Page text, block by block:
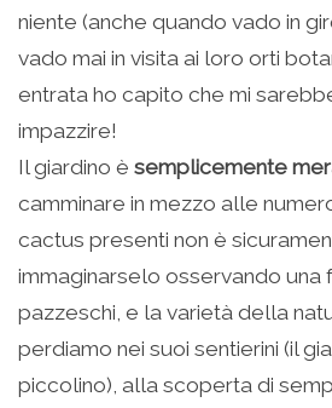
niente (anche quando vado in
vado mai in visita ai loro orti
entrata ho capito che mi
impazzire!
Il giardino è semplicemente
camminare in mezzo alle
cactus presenti non è
immaginarselo osservando una
pazzeschi, e la varietà della
perdiamo nei suoi sentierini (il
piccolino), alla scoperta di